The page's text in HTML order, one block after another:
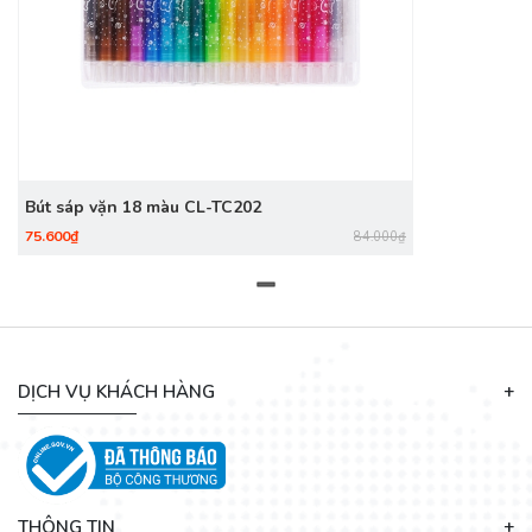
Bút sáp vặn 18 màu CL-TC202
75.600₫ 84.000₫
DỊCH VỤ KHÁCH HÀNG